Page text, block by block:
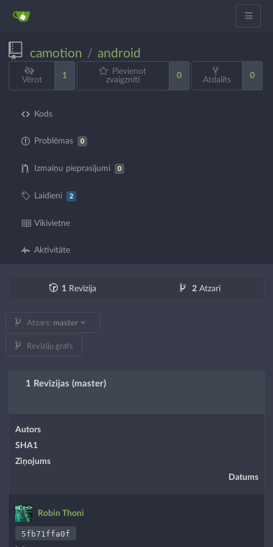
camotion / android
Vērot
1
Pievienot
zvaigznīti
0
Atdalīts
0
Kods
Problēmas 0
Izmaiņu pieprasījumi 0
Laidieni 2
Vikivietne
Aktivitāte
1 Revīzija 2 Atzari
Atzars: master
Revīziju grafs
1 Revīzijas (master)
Autors
SHA1
Ziņojums
Datums
Robin Thoni
5fb71ffa0f